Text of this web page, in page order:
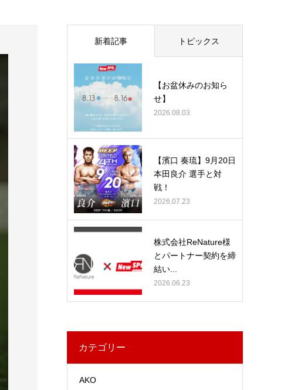
新着記事 トピックス
【お盆休みのお知ら
せ】
2026.08.03
【濱口 奏琉】9月20日
本田良介 選手と対
戦！
2026.07.23
株式会社ReNature様
とパートナー契約を締
結い...
2026.06.23
カテゴリー
AKO